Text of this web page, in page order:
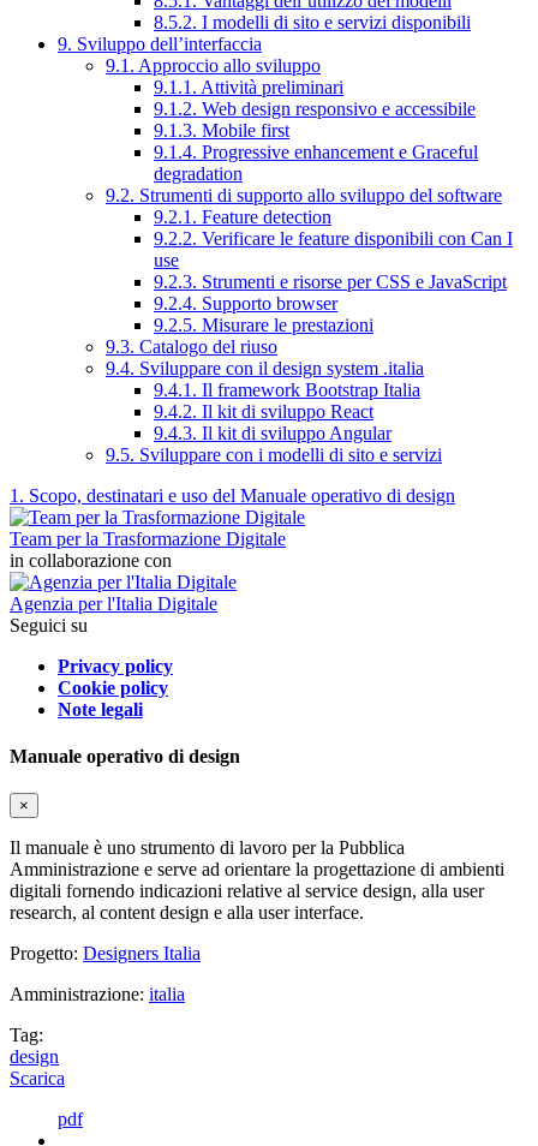
8.5.2. I modelli di sito e servizi disponibili
9. Sviluppo dell’interfaccia
9.1. Approccio allo sviluppo
9.1.1. Attività preliminari
9.1.2. Web design responsivo e accessibile
9.1.3. Mobile first
9.1.4. Progressive enhancement e Graceful
degradation
9.2. Strumenti di supporto allo sviluppo del software
9.2.1. Feature detection
9.2.2. Verificare le feature disponibili con Can I
use
9.2.3. Strumenti e risorse per CSS e JavaScript
9.2.4. Supporto browser
9.2.5. Misurare le prestazioni
9.3. Catalogo del riuso
9.4. Sviluppare con il design system .italia
9.4.1. Il framework Bootstrap Italia
9.4.2. Il kit di sviluppo React
9.4.3. Il kit di sviluppo Angular
9.5. Sviluppare con i modelli di sito e servizi
1. Scopo, destinatari e uso del Manuale operativo di design
Team per la Trasformazione Digitale
in collaborazione con
Agenzia per l'Italia Digitale
Seguici su
Privacy policy
Cookie policy
Note legali
Manuale operativo di design
×
Il manuale è uno strumento di lavoro per la Pubblica
Amministrazione e serve ad orientare la progettazione di ambienti
digitali fornendo indicazioni relative al service design, alla user
research, al content design e alla user interface.
Progetto: Designers Italia
Amministrazione: italia
Tag:
design
Scarica
pdf